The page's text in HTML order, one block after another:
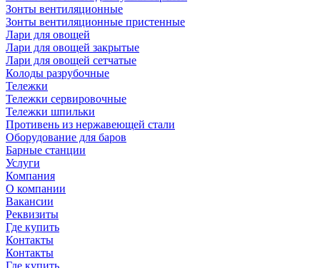
Зонты вентиляционные
Зонты вентиляционные пристенные
Лари для овощей
Лари для овощей закрытые
Лари для овощей сетчатые
Колоды разрубочные
Тележки
Тележки сервировочные
Тележки шпильки
Противень из нержавеющей стали
Оборудование для баров
Барные станции
Услуги
Компания
О компании
Вакансии
Реквизиты
Где купить
Контакты
Контакты
Где купить